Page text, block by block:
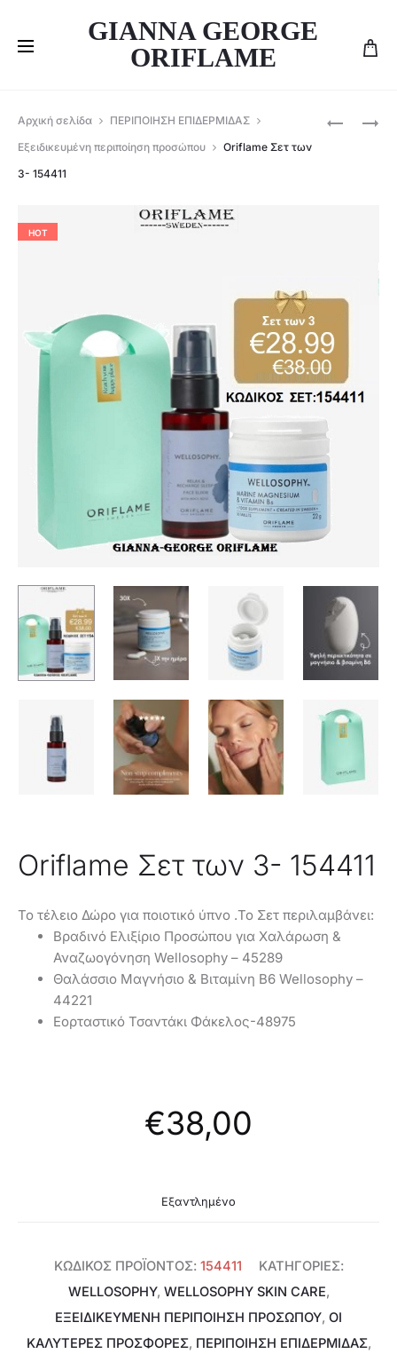
GIANNA GEORGE
ORIFLAME
ORIFLAME
ORIFLAME
ΜΑΤΙΏΝ
Αρχική σελίδα
ΠΕΡΙΠΟΙΗΣΗ ΕΠΙΔΕΡΜΙΔΑΣ
Εξειδικευμένη περιποίηση προσώπου
Oriflame Σετ των
3- 154411
HOT
Oriflame Σετ των 3- 154411
Το τέλειο Δώρο για ποιοτικό ύπνο .Το Σετ περιλαμβάνει:
Βραδινό Ελιξίριο Προσώπου για Χαλάρωση &
Αναζωογόνηση Wellosophy – 45289
Θαλάσσιο Μαγνήσιο & Βιταμίνη B6 Wellosophy –
44221
Εορταστικό Τσαντάκι Φάκελος-48975
€38,00
Εξαντλημένο
ΚΩΔΙΚΌΣ ΠΡΟΪΌΝΤΟΣ: 154411
ΚΑΤΗΓΟΡΊΕΣ:
WELLOSOPHY, WELLOSOPHY SKIN CARE,
ΕΞΕΙΔΙΚΕΥΜΈΝΗ ΠΕΡΙΠΟΊΗΣΗ ΠΡΟΣΏΠΟΥ, ΟΙ
ΚΑΛΥΤΕΡΕΣ ΠΡΟΣΦΟΡΕΣ, ΠΕΡΙΠΟΙΗΣΗ ΕΠΙΔΕΡΜΙΔΑΣ,